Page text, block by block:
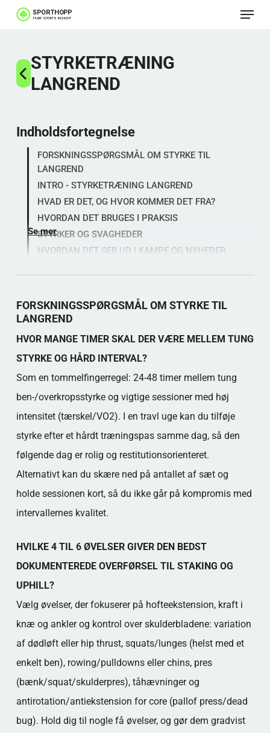
Spring
Menu
STYRKETRÆNING
LANGREND
FORSKNINGSSPØRGSMÅL OM STYRKE TIL
LANGREND
HVOR MANGE TIMER SKAL DER VÆRE MELLEM TUNG
STYRKE OG HÅRD INTERVAL?
Som en tommelfingerregel: 24-48 timer mellem tung
ben-/overkropsstyrke og vigtige sessioner med høj
intensitet (tærskel/VO2). I en travl uge kan du tilføje
styrke efter et hårdt træningspas samme dag, så den
følgende dag er rolig og restitutionsorienteret.
Alternativt kan du skære ned på antallet af sæt og
holde sessionen kort, så du ikke går på kompromis med
intervallernes kvalitet.
HVILKE 4 TIL 6 ØVELSER GIVER DEN BEDST
DOKUMENTEREDE OVERFØRSEL TIL STAKING OG
UPHILL?
Vælg øvelser, der fokuserer på hofteekstension, kraft i
knæ og ankler og kontrol over skulderbladene: variation
af dødløft eller hip thrust, squats/lunges (helst med et
enkelt ben), rowing/pulldowns eller chins, pres
(bænk/squat/skulderpres), tåhævninger og
antirotation/antiekstension for core (pallof press/dead
bug). Hold dig til nogle få øvelser, og gør dem gradvist
Indholdsfortegnelse
FORSKNINGSSPØRGSMÅL OM STYRKE TIL
LANGREND
INTRO - STYRKETRÆNING LANGREND
HVAD ER DET, OG HVOR KOMMER DET FRA?
HVORDAN DET BRUGES I PRAKSIS
STYRKER OG SVAGHEDER
HVORDAN DET SER UD I KAMPE OG NYHEDER
Se mer